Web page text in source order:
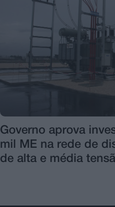
Governo aprova
mil ME na rede de
de alta e média